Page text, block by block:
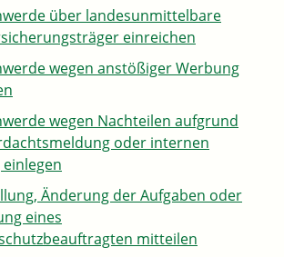
über landesunmittelbare
einreichen
wegen anstößiger Werbung
wegen Nachteilen aufgrund
oder internen
Änderung der Aufgaben oder
eines
mitteilen